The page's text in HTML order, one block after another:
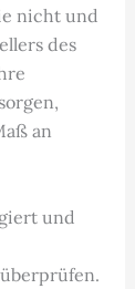
nicht und
des
an
und